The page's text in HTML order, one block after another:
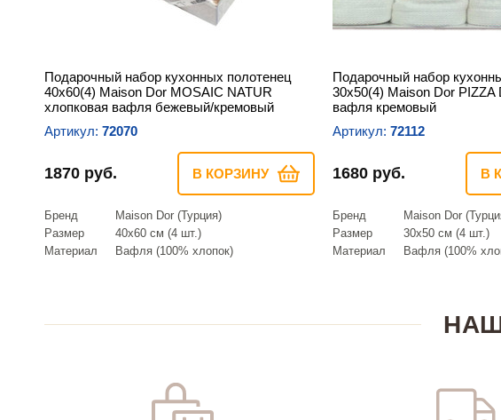
Подарочный набор кухонных полотенец
40х60(4) Maison Dor MOSAIC NATUR
хлопковая вафля бежевый/кремовый
Артикул: 72070
1870 руб. В КОРЗИНУ
Бренд
Maison Dor (Турция)
Размер
40х60 см (4 шт.)
Материал
Вафля (100% хлопок)
Подарочный набор
30х50(4) Maison Dor PIZZA
вафля кремовый
Артикул: 72112
1680 руб. В
Бренд
Maison Dor
Размер
30х50 см (4 шт.)
Материал
Вафля (100%